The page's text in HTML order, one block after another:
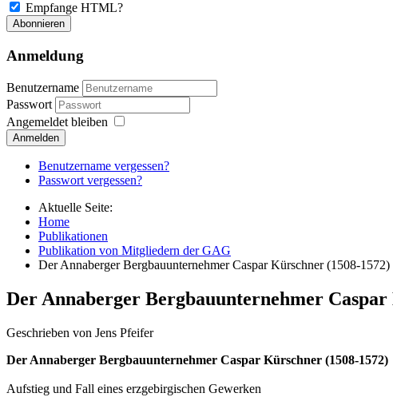
Empfange HTML?
Anmeldung
Benutzername
Passwort
Angemeldet bleiben
Anmelden
Benutzername vergessen?
Passwort vergessen?
Aktuelle Seite:
Home
Publikationen
Publikation von Mitgliedern der GAG
Der Annaberger Bergbauunternehmer Caspar Kürschner (1508-1572)
Der Annaberger Bergbauunternehmer Caspar
Geschrieben von Jens Pfeifer
Der Annaberger Bergbauunternehmer Caspar Kürschner (1508-1572)
Aufstieg und Fall eines erzgebirgischen Gewerken